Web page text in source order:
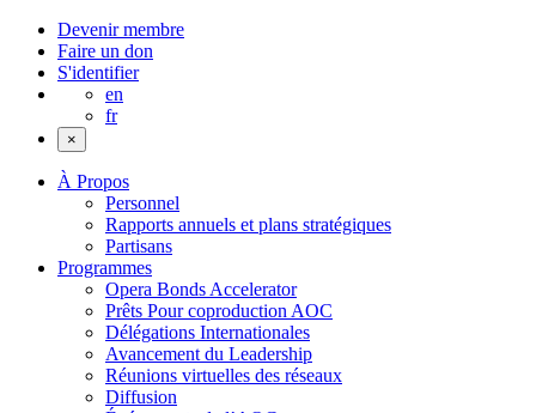
Devenir membre
Faire un don
S'identifier
en
fr
×
À Propos
Personnel
Rapports annuels et plans stratégiques
Partisans
Programmes
Opera Bonds Accelerator
Prêts Pour coproduction AOC
Délégations Internationales
Avancement du Leadership
Réunions virtuelles des réseaux
Diffusion